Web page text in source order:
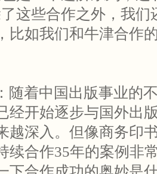
这些合作之外，我
比如我们和牛津合作
：随着中国出版事业的
经开始逐步与国外出
越深入。但像商务印
续合作35年的案例非